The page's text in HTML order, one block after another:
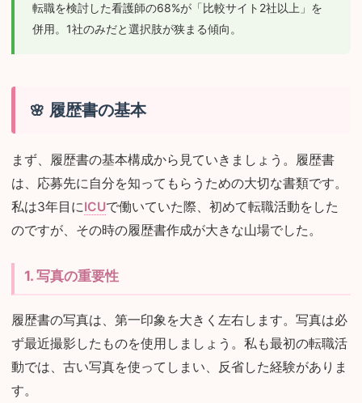
転職を検討した看護師の68%が「比較サイト2社以上」を
併用。1社のみだと選択肢が狭まる傾向。
履歴書の基本
まず、履歴書の基本構成から見ていきましょう。履歴書
は、応募先に自分を知ってもらうための大切な書類です。
私は3年目にICUで働いていた際、初めて転職活動をした
のですが、その時の履歴書作成が大きな山場でした。
1. 写真の重要性
履歴書の写真は、第一印象を大きく左右します。写真は必
ず最近撮影したものを使用しましょう。私も最初の転職活
動では、古い写真を使ってしまい、反省した経験がありま
す。